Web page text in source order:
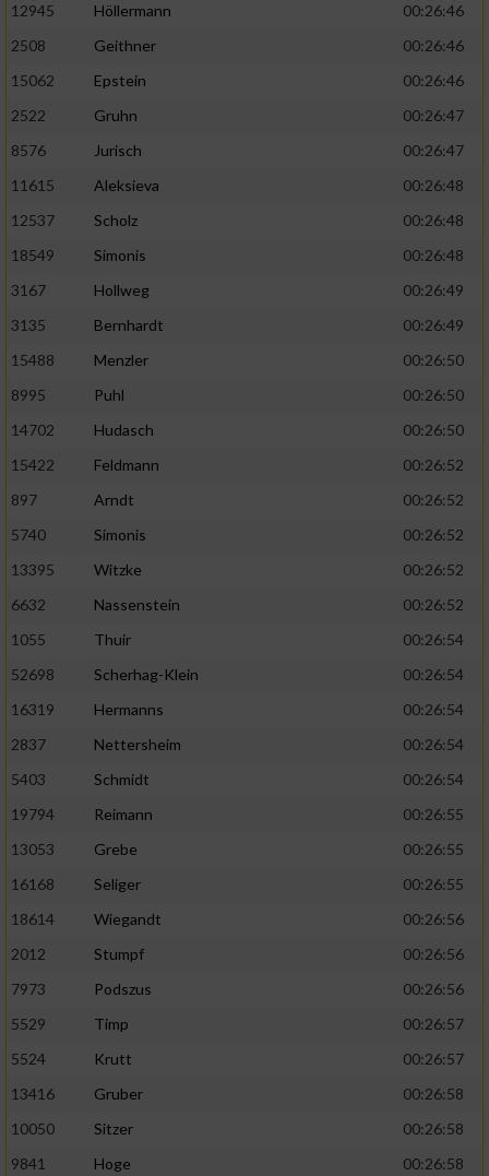
12945
Höllermann
00:26:46
2508
Geithner
00:26:46
15062
Epstein
00:26:46
2522
Gruhn
00:26:47
8576
Jurisch
00:26:47
11615
Aleksieva
00:26:48
12537
Scholz
00:26:48
18549
Simonis
00:26:48
3167
Hollweg
00:26:49
3135
Bernhardt
00:26:49
15488
Menzler
00:26:50
8995
Puhl
00:26:50
14702
Hudasch
00:26:50
15422
Feldmann
00:26:52
897
Arndt
00:26:52
5740
Simonis
00:26:52
13395
Witzke
00:26:52
6632
Nassenstein
00:26:52
1055
Thuir
00:26:54
52698
Scherhag-Klein
00:26:54
16319
Hermanns
00:26:54
2837
Nettersheim
00:26:54
5403
Schmidt
00:26:54
19794
Reimann
00:26:55
13053
Grebe
00:26:55
16168
Seliger
00:26:55
18614
Wiegandt
00:26:56
2012
Stumpf
00:26:56
7973
Podszus
00:26:56
5529
Timp
00:26:57
5524
Krutt
00:26:57
13416
Gruber
00:26:58
10050
Sitzer
00:26:58
9841
Hoge
00:26:58